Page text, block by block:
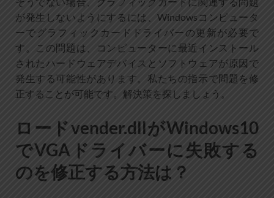
が発生しないようにするには、Windowsコンピュータ
ーでグラフィックカードドライバーの更新が必要で
す。この問題は、コンピューターに最近インストール
されたハードウェアデバイスとソフトウェアが原因で
発生する可能性があります。私たちの指示で問題を修
正することが可能です。解決策を探しましょう。
ロードvender.dllがWindows10
でVGAドライバーに失敗する
のを修正する方法は？